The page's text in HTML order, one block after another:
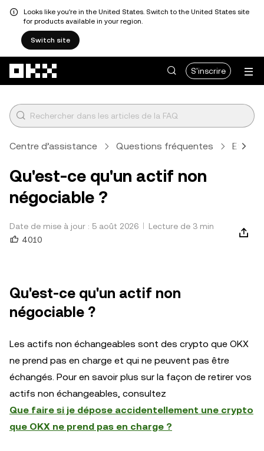
Looks like you're in the United States. Switch to the United States site
for products available in your region.
Switch site
S'inscrire
Centre d’assistance Questions fréquentes
Qu'est-ce qu'un actif non
négociable ?
Date de mise à jour : 5 août 2026
Lecture de 3 min
4 010
Qu'est-ce qu'un actif non
négociable ?
Les actifs non échangeables sont des crypto que OKX
ne prend pas en charge et qui ne peuvent pas être
échangés. Pour en savoir plus sur la façon de retirer vos
actifs non échangeables, consultez
Que faire si je dépose accidentellement une crypto
que OKX ne prend pas en charge ?